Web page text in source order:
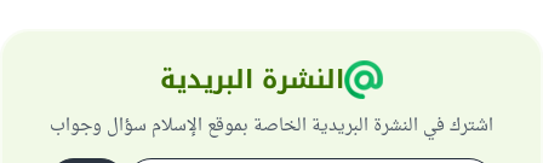
النشرة البريدية
اشترك في النشرة البريدية الخاصة بموقع الإسلام سؤال وجواب